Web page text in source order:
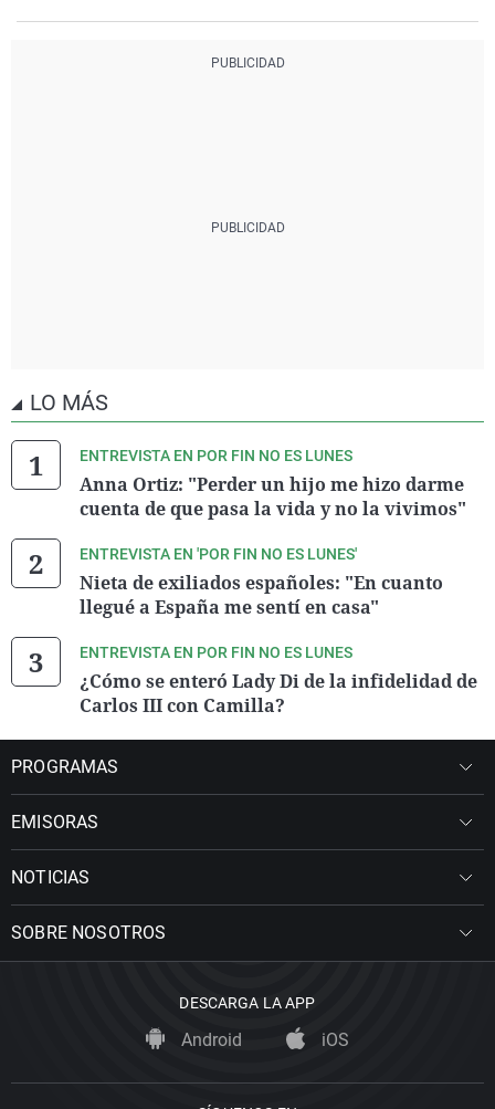
LO MÁS
ENTREVISTA EN POR FIN NO ES LUNES
Anna Ortiz: "Perder un hijo me hizo darme
cuenta de que pasa la vida y no la vivimos"
ENTREVISTA EN 'POR FIN NO ES LUNES'
Nieta de exiliados españoles: "En cuanto
llegué a España me sentí en casa"
ENTREVISTA EN POR FIN NO ES LUNES
¿Cómo se enteró Lady Di de la infidelidad de
Carlos III con Camilla?
PROGRAMAS
EMISORAS
NOTICIAS
SOBRE NOSOTROS
DESCARGA LA APP
Android iOS